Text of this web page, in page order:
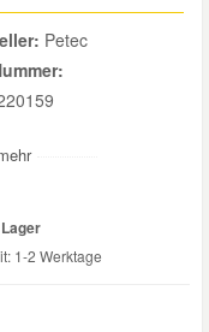
Petec
1-2 Werktage